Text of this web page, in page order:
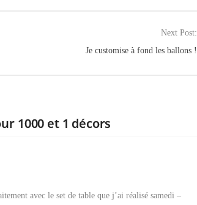
Next Post:
Je customise à fond les ballons !
1000 et 1 décors
avec le set de table que j’ai réalisé samedi –